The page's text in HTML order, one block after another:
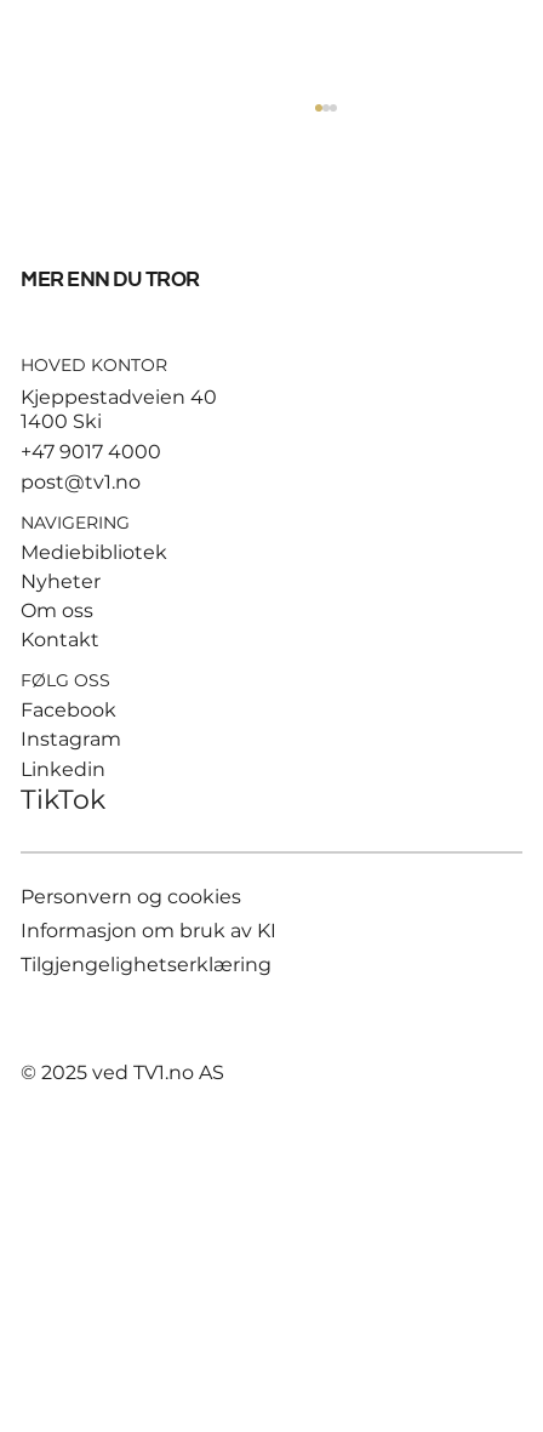
Tusenvis har dødd av varme i
dødsstatistikk
mer enn du tror
HOVED KONTOR
Kjeppestadveien 40
1400 Ski
+47 9017 4000
post@tv1.no
NAVIGERING
Mediebibliotek
Nyheter
Om oss
Kontakt
FØLG OSS
Facebook
Instagram
Linkedin
TikTok
Personvern og cookies
Informasjon om bruk av KI
Tilgjengelighetserklæring
© 2025 ved TV1.no AS